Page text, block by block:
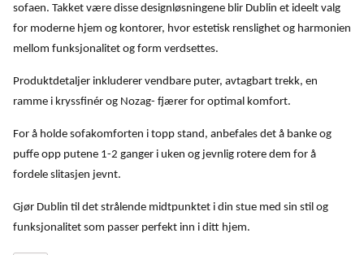
sofaen. Takket være disse designløsningene blir Dublin et ideelt valg
for moderne hjem og kontorer, hvor estetisk renslighet og harmonien
mellom funksjonalitet og form verdsettes.
Produktdetaljer inkluderer vendbare puter, avtagbart trekk, en
ramme i kryssfinér og Nozag- fjærer for optimal komfort.
For å holde sofakomforten i topp stand, anbefales det å banke og
puffe opp putene 1-2 ganger i uken og jevnlig rotere dem for å
fordele slitasjen jevnt.
Gjør Dublin til det strålende midtpunktet i din stue med sin stil og
funksjonalitet som passer perfekt inn i ditt hjem.